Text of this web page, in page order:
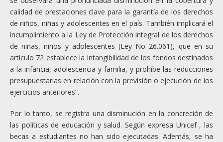
calidad de prestaciones clave para la garantía de los derechos
de niños, niñas y adolescentes en el país. También implicará el
incumplimiento a la Ley de Protección integral de los derechos
de niñas, niños y adolescentes (Ley No 26.061), que en su
artículo 72 establece la intangibilidad de los fondos destinados
a la infancia, adolescencia y familia, y prohíbe las reducciones
presupuestarias en relación con la previsión o ejecución de los
ejercicios anteriores”.
Por lo tanto, se registra una disminución en la concreción de
las políticas de educación y salud. Según expresa Unicef , las
becas a estudiantes no han sido ejecutadas. Además, se ha